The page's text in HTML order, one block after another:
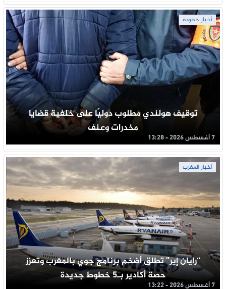
أخبار جهوية
توقيف هولندي مطلوب دوليًا على خلفية قضايا
مخدرات وعنف
7 أغسطس 2026 - 13:28
أخبار المغرب
“رايان إير” تطلق أضخم برنامج جوي بالمغرب وتعزز
حصة أكادير بـ5 خطوط جديدة
7 أغسطس 2026 - 13:22